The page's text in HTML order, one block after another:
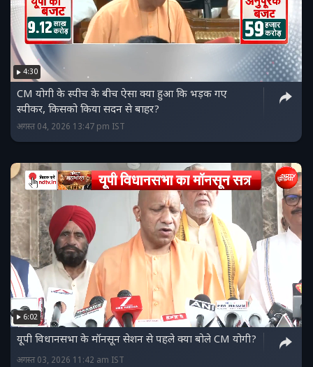
4:30
CM योगी के स्पीच के बीच ऐसा क्या हुआ कि भड़क गए
स्पीकर, किसको किया सदन से बाहर?
अगस्त 04, 2026 13:47 pm IST
6:02
यूपी व‍िधानसभा के मॉनसून सेशन से पहले क्या बोले CM योगी?
अगस्त 03, 2026 11:42 am IST